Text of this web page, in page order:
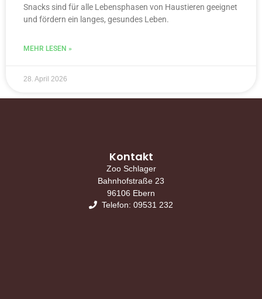
Snacks sind für alle Lebensphasen von Haustieren geeignet
und fördern ein langes, gesundes Leben.
MEHR LESEN »
28. April 2026
Kontakt
Zoo Schlager
Bahnhofstraße 23
96106 Ebern
Telefon: 09531 232